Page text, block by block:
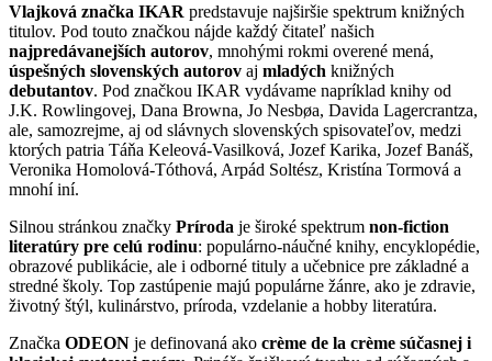
Vlajková značka IKAR predstavuje najširšie spektrum knižných
titulov. Pod touto značkou nájde každý čitateľ našich
najpredávanejších autorov, mnohými rokmi overené mená,
úspešných slovenských autorov aj mladých knižných
debutantov. Pod značkou IKAR vydávame napríklad knihy od
J.K. Rowlingovej, Dana Browna, Jo Nesbøa, Davida Lagercrantza,
ale, samozrejme, aj od slávnych slovenských spisovateľov, medzi
ktorých patria Táňa Keleová-Vasilková, Jozef Karika, Jozef Banáš,
Veronika Homolová-Tóthová, Arpád Soltész, Kristína Tormová a
mnohí iní.
Silnou stránkou značky Príroda je široké spektrum non-fiction
literatúry pre celú rodinu: populárno-náučné knihy, encyklopédie,
obrazové publikácie, ale i odborné tituly a učebnice pre základné a
stredné školy. Top zastúpenie majú populárne žánre, ako je zdravie,
životný štýl, kulinárstvo, príroda, vzdelanie a hobby literatúra.
Značka ODEON je definovaná ako crème de la crème súčasnej i